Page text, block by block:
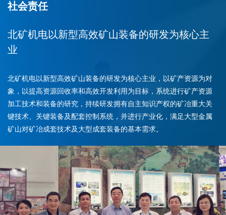
社会责任
北矿机电以新型高效矿山装备的研发为核心主
业
北矿机电以新型高效矿山装备的研发为核心主业，以矿产资源为对
象，以提高资源回收率和高效开发利用为目标，系统进行矿产资源
加工技术和装备的研究，持续研发拥有自主知识产权的矿冶重大关
键技术、关键装备及配套控制系统，并进行产业化，满足大型金属
矿山对矿冶成套技术及大型成套装备的基本需求。